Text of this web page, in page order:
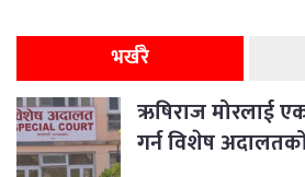
भर्खरै
ऋषिराज मोरलाई
गर्न विशेष